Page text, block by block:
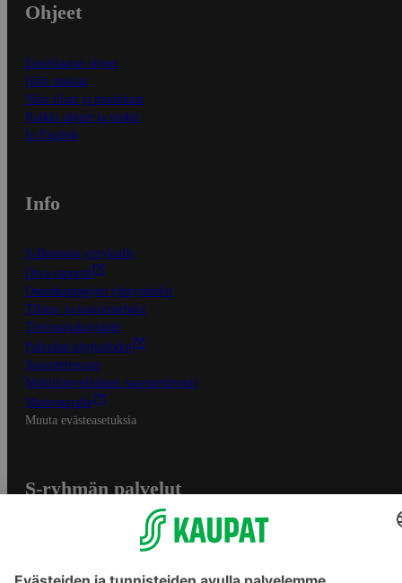
Ohjeet
Ensitilaajan ohjeet
Näin maksat
Näin tilaat ja muokkaat
Kaikki ohjeet ja vinkit
In English
Info
S-Business yrityksille
Oiva-raportit
Osuuskauppojen yhteystiedot
Tilaus- ja toimitusehdot
Tietosuojakäytäntö
Palvelun käyttöehdot
Saavutettavuus
Mobiilisovelluksen saavutettavuus
Mainostajalle
Muuta evästeasetuksia
S-ryhmän palvelut